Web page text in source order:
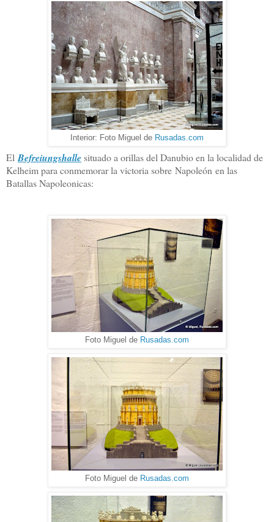
Interior: Foto Miguel de Rusadas.com
ElBefreiungshallesituado a orillas del Danubio en la localidad de
Kelheim para conmemorar la victoria sobre Napoleón en las
Batallas Napoleonicas:
Foto Miguel de Rusadas.com
Foto Miguel de Rusadas.com